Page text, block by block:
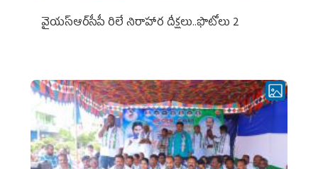
వైయ‌స్ఆర్‌సీపీ రిలే నిరాహార దీక్షలు..ఫొటోలు 2